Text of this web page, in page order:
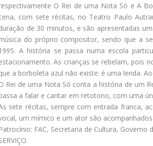
O Rei de uma Nota Só e A
com sete récitas, no Teatro Paulo
de 30 minutos, e são apresentadas
do próprio compositor, sendo que a
A história se passa numa escola
As crianças se rebelam, pois
a borboleta azul não existe: é uma lenda.
Rei de uma Nota Só conta a história de um
a falar e cantar em retotono, com uma
sete récitas, sempre com entrada franca,
um mímico e um ator são
Patrocínio: FAC, Secretaria de Cultura, Governo